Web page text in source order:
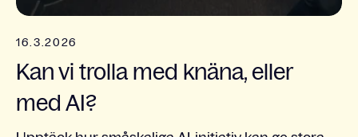
16.3.2026
Kan vi trolla med knäna, eller
med AI?